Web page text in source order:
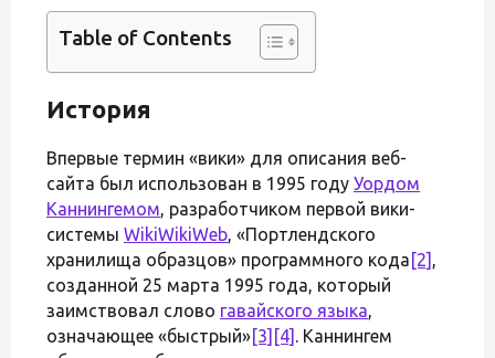
Table of Contents
История
Впервые термин «вики» для описания веб-
сайта был использован в 1995 году Уордом
Каннингемом, разработчиком первой вики-
системы WikiWikiWeb, «Портлендского
хранилища образцов» программного кода [2] ,
созданной 25 марта 1995 года, который
заимствовал слово гавайского языка,
означающее «быстрый»[3] [4] . Каннингем